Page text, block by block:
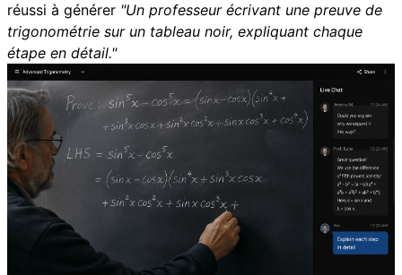
réussi à générer "Un professeur écrivant une preuve de
trigonométrie sur un tableau noir, expliquant chaque
étape en détail."